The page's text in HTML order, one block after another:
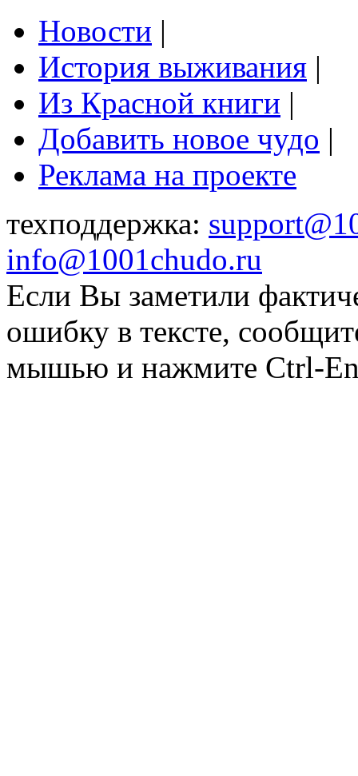
Новости |
История выживания |
Из Красной книги |
Добавить новое чудо |
Реклама на проекте
техподдержка:
info@1001chudo.ru
Если Вы заметили
ошибку в тексте,
мышью и нажмите Ctrl-